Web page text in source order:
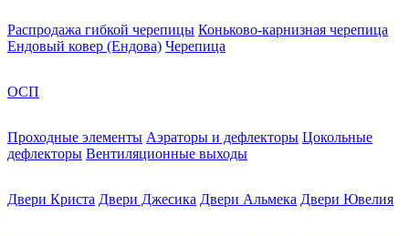
Распродажа гибкой черепицы Коньково-карнизная черепица
Ендовый ковер (Ендова) Черепица
ОСП
Проходные элементы Аэраторы и дефлекторы Цокольные
дефлекторы Вентиляционные выходы
Двери Криста Двери Джесика Двери Альмека Двери Ювелия